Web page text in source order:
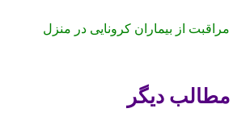
مراقبت از بیماران کرونایی در منزل
مطالب دیگر